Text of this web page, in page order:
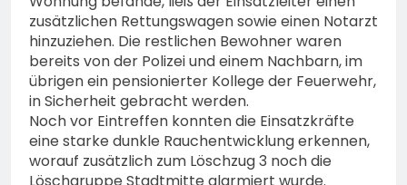
zusätzlichen Rettungswagen sowie einen Notarzt
hinzuziehen. Die restlichen Bewohner waren
bereits von der Polizei und einem Nachbarn, im
übrigen ein pensionierter Kollege der Feuerwehr,
in Sicherheit gebracht werden.
Noch vor Eintreffen konnten die Einsatzkräfte
eine starke dunkle Rauchentwicklung erkennen,
worauf zusätzlich zum Löschzug 3 noch die